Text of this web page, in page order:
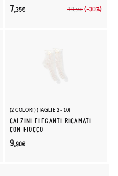
10,50€ (-30%)
7,35€
(2 COLORI) (TAGLIE 2 - 10)
CALZINI ELEGANTI RICAMATI
CON FIOCCO
9,90€